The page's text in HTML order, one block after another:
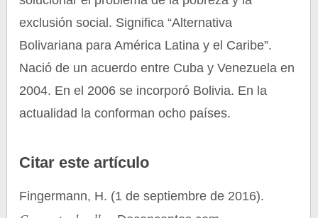
exclusión social. Significa “Alternativa
Bolivariana para América Latina y el Caribe”.
Nació de un acuerdo entre Cuba y Venezuela en
2004. En el 2006 se incorporó Bolivia. En la
actualidad la conforman ocho países.
Citar este artículo
Fingermann, H. (1 de septiembre de 2016).